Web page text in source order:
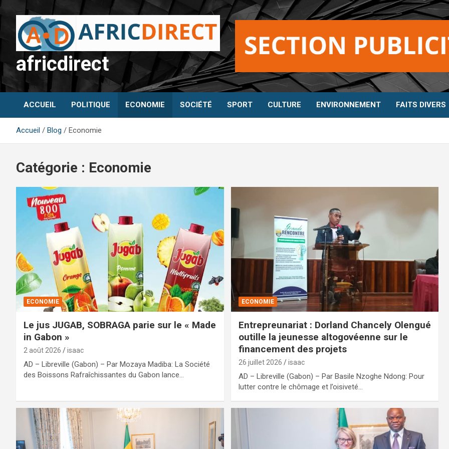
Aller
contenu
africdirect
ACCUEIL POLITIQUE ECONOMIE SOCIÉTÉ SPORT CULTURE ENVIRONNEMENT FAITS DIVERS
Accueil Blog Economie
Catégorie : Economie
ECONOMIE
Le jus JUGAB, SOBRAGA parie sur le « Made
in Gabon »
2 août 2026 isaac
AD – Libreville (Gabon) – Par Mozaya Madiba: La Société
des Boissons Rafraîchissantes du Gabon lance…
ECONOMIE
Entrepreunariat : Dorland Chancely Olengué
outille la jeunesse altogovéenne sur le
financement des projets
26 juillet 2026 isaac
AD – Libreville (Gabon) – Par Basile Nzoghe Ndong: Pour
lutter contre le chômage et l’oisiveté…